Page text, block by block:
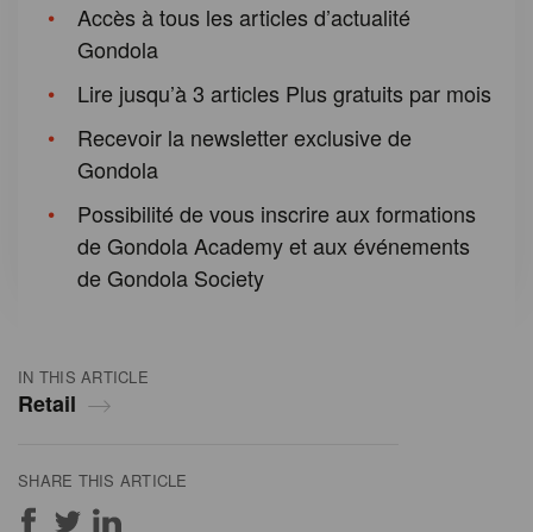
IN THIS ARTICLE
Retail
SHARE THIS ARTICLE
Accès à tous les articles d’actualité
Gondola
Lire jusqu’à 3 articles Plus gratuits par mois
Recevoir la newsletter exclusive de
Gondola
Possibilité de vous inscrire aux formations
de Gondola Academy et aux événements
de Gondola Society